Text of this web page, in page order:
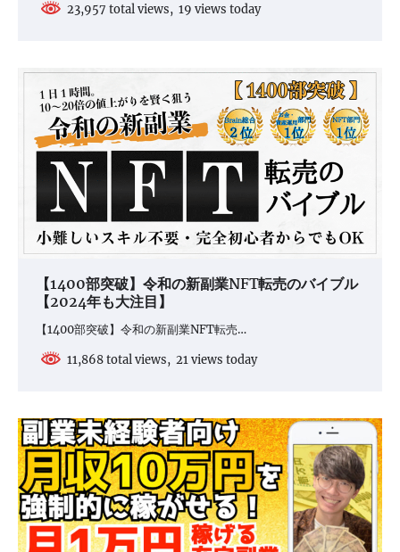
23,957 total views, 19 views today
【1400部突破】令和の新副業NFT転売のバイブル
【2024年も大注目】
【1400部突破】令和の新副業NFT転売…
11,868 total views, 21 views today